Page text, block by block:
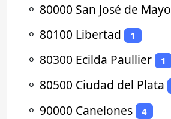
⚬ 80000 San José de Mayo
⚬ 80100 Libertad 1
⚬ 80300 Ecilda Paullier 1
⚬ 80500 Ciudad del Plata
⚬ 90000 Canelones 4